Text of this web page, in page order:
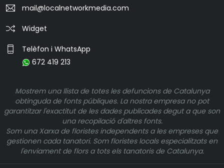
mail@localnetworkmedia.com
Widget
Telèfon i WhatsApp
672 419 213
Mostrem una llista de totes les defuncions de Catalunya
obtinguda de fonts públiques. La nostra empresa no pot
garantitzar l'exactitut de les dades publicades degut a que son
una recopilació d'altres fonts.
Som una Xarxa de floristes independents a les empreses que
gestionen cada tanatori. Som floristes locals especialitzats en
l'enviament de flors a tots els tanatoris de Catalunya.